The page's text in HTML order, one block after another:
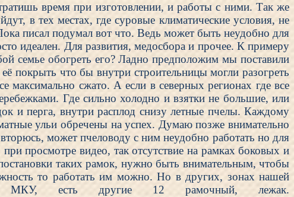
время при изготовлении, и работы с ними. Так же
в тех местах, где суровые климатические условия, не
писал подумал вот что. Ведь может быть неудобно для
идеален. Для развития, медосбора и прочее. К примеру
семье обогреть его? Ладно предположим мы поставили
покрыть что бы внутри строительницы могли разогреть
сжато. А если в северных регионах где все
Где сильно холодно и взятки не большие, или
и перга, внутри расплод снизу летные пчелы. Каждому
ульи обречены на успех. Думаю позже внимательно
может пчеловоду с ним неудобно работать но для
просмотре видео, так отсутствие на рамках боковых и
таких рамок, нужно быть внимательным, чтобы
то работать им можно. Но в других, зонах нашей
МКУ, есть другие 12 рамочный, лежак.